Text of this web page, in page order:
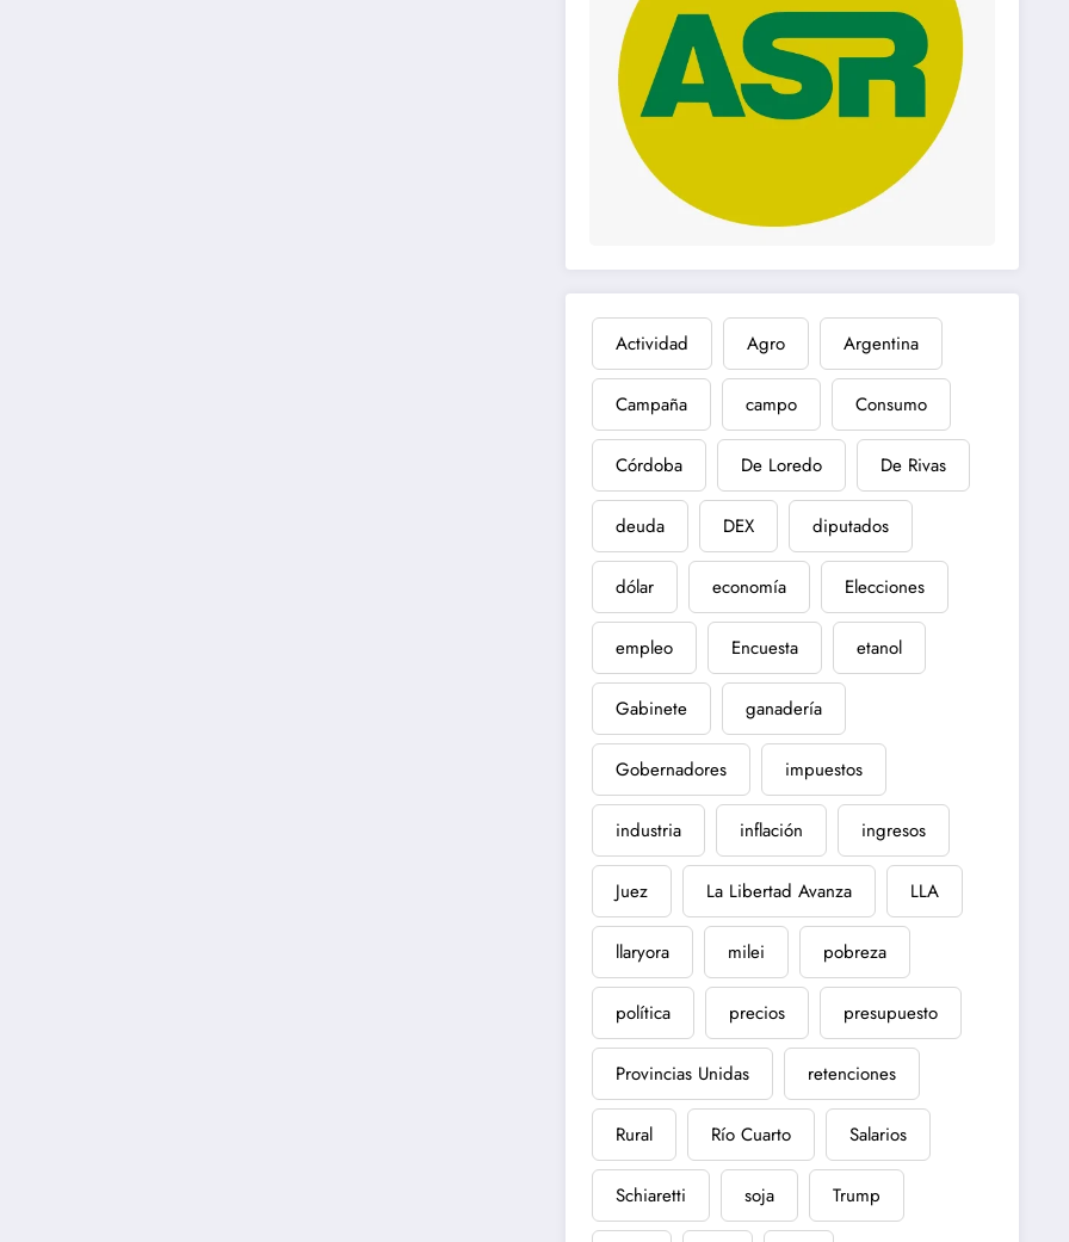
Actividad Agro Argentina
Campaña campo Consumo
Córdoba De Loredo De Rivas
deuda DEX diputados
dólar economía Elecciones
empleo Encuesta etanol
Gabinete ganadería
Gobernadores impuestos
industria inflación ingresos
Juez La Libertad Avanza LLA
llaryora milei pobreza
política precios presupuesto
Provincias Unidas retenciones
Rural Río Cuarto Salarios
Schiaretti soja Trump